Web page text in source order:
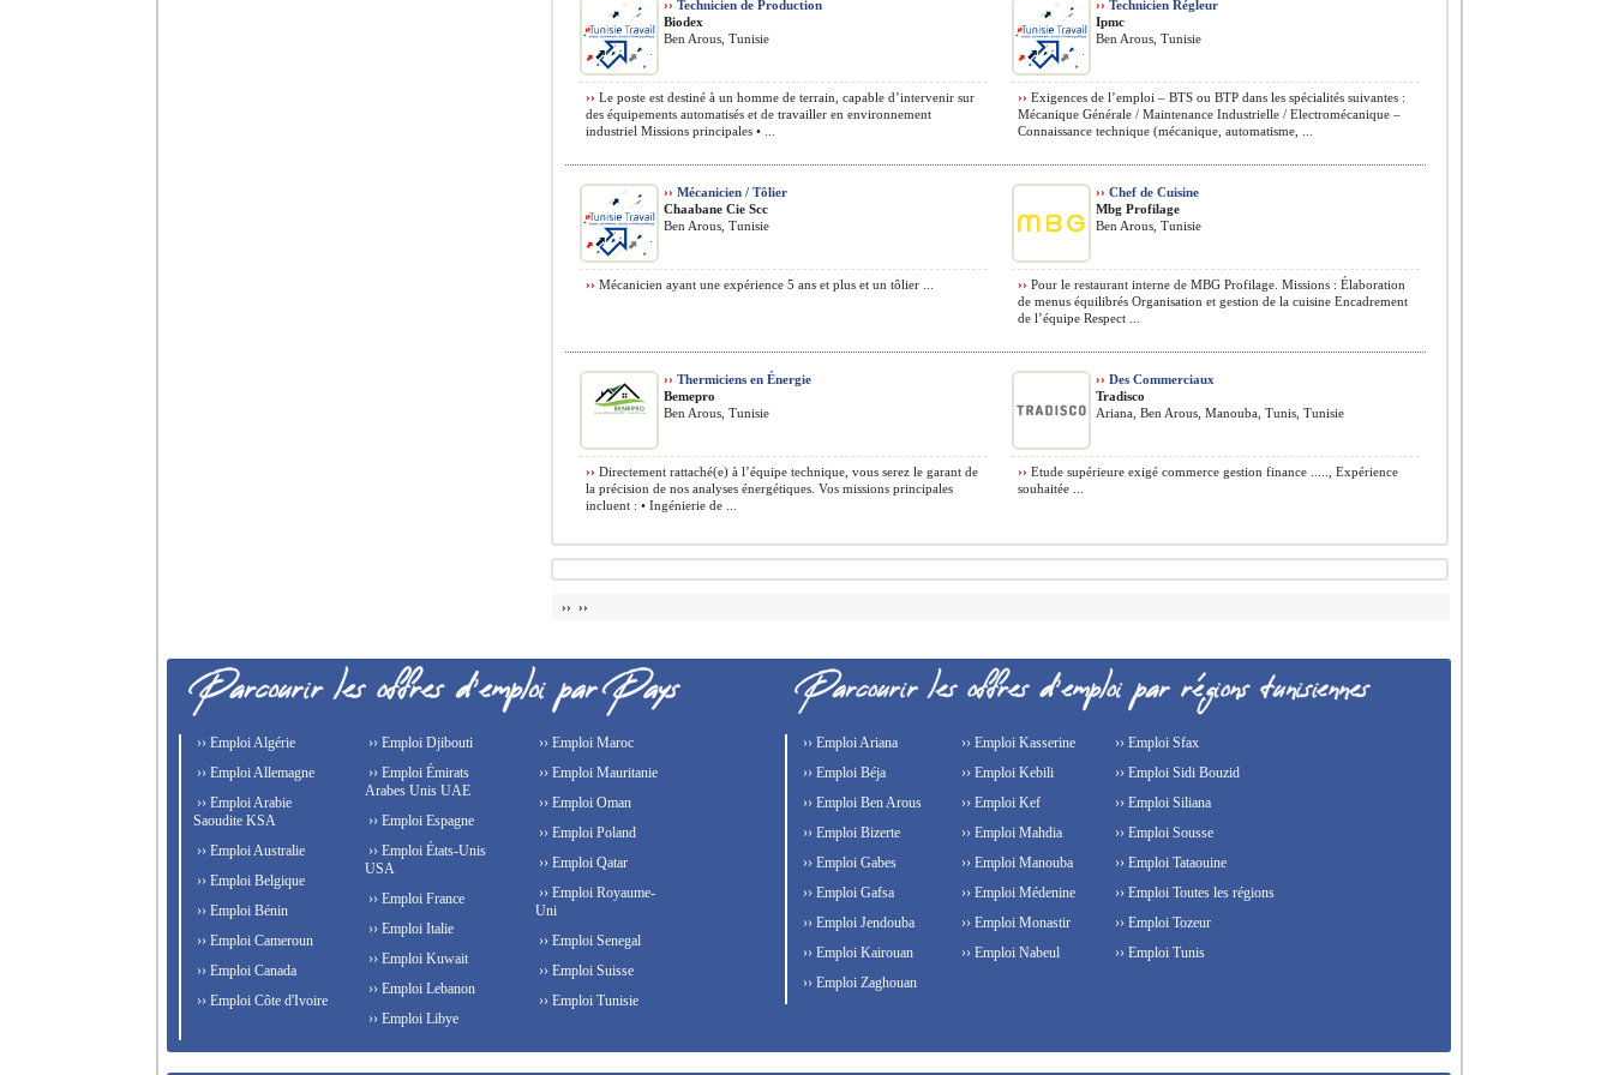
›› Technicien de Production
Biodex
Ben Arous, Tunisie
›› Le poste est destiné à un homme de terrain, capable d’intervenir sur
des équipements automatisés et de travailler en environnement
industriel Missions principales • ...
›› Technicien Régleur
Ipmc
Ben Arous, Tunisie
›› Exigences de l’emploi – BTS ou BTP dans les spécialités suivantes :
Mécanique Générale / Maintenance Industrielle / Electromécanique –
Connaissance technique (mécanique, automatisme, ...
›› Mécanicien / Tôlier
Chaabane Cie Scc
Ben Arous, Tunisie
›› Mécanicien ayant une expérience 5 ans et plus et un tôlier ...
›› Chef de Cuisine
Mbg Profilage
Ben Arous, Tunisie
›› Pour le restaurant interne de MBG Profilage. Missions : Élaboration
de menus équilibrés Organisation et gestion de la cuisine Encadrement
de l’équipe Respect ...
›› Thermiciens en Énergie
Bemepro
Ben Arous, Tunisie
›› Directement rattaché(e) à l’équipe technique, vous serez le garant de
la précision de nos analyses énergétiques. Vos missions principales
incluent : • Ingénierie de ...
›› Des Commerciaux
Tradisco
Ariana, Ben Arous, Manouba, Tunis, Tunisie
›› Etude supérieure exigé commerce gestion finance ....., Expérience
souhaitée ...
›› ››
›› Emploi Algérie
›› Emploi Allemagne
›› Emploi Arabie
Saoudite KSA
›› Emploi Australie
›› Emploi Belgique
›› Emploi Bénin
›› Emploi Cameroun
›› Emploi Canada
›› Emploi Côte d'Ivoire
›› Emploi Djibouti
›› Emploi Émirats
Arabes Unis UAE
›› Emploi Espagne
›› Emploi États-Unis
USA
›› Emploi France
›› Emploi Italie
›› Emploi Kuwait
›› Emploi Lebanon
›› Emploi Libye
›› Emploi Maroc
›› Emploi Mauritanie
›› Emploi Oman
›› Emploi Poland
›› Emploi Qatar
›› Emploi Royaume-
Uni
›› Emploi Senegal
›› Emploi Suisse
›› Emploi Tunisie
›› Emploi Ariana
›› Emploi Béja
›› Emploi Ben Arous
›› Emploi Bizerte
›› Emploi Gabes
›› Emploi Gafsa
›› Emploi Jendouba
›› Emploi Kairouan
›› Emploi Kasserine
›› Emploi Kebili
›› Emploi Kef
›› Emploi Mahdia
›› Emploi Manouba
›› Emploi Médenine
›› Emploi Monastir
›› Emploi Nabeul
›› Emploi Sfax
›› Emploi Sidi Bouzid
›› Emploi Siliana
›› Emploi Sousse
›› Emploi Tataouine
›› Emploi Toutes les régions
›› Emploi Tozeur
›› Emploi Tunis
›› Emploi Zaghouan